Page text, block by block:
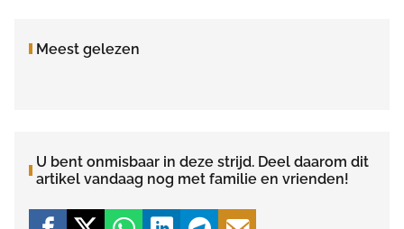
Meest gelezen
U bent onmisbaar in deze strijd. Deel daarom dit
artikel vandaag nog met familie en vrienden!